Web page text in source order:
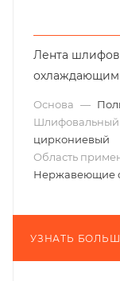
Лента
охлаждающим
Основа —
Шлифовальный
циркониевый
Область
Нержавеющие
УЗНАТЬ